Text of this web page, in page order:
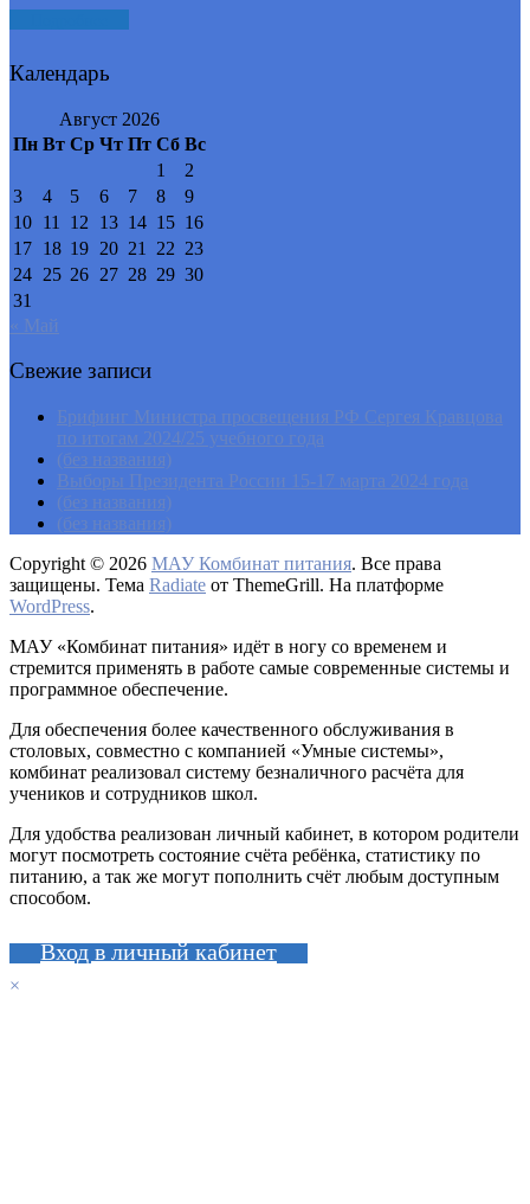
Календарь
Август 2026
Пн Вт Ср Чт Пт Сб Вс
1
2
3
4 5 6 7 8
9
10 11 12 13 14 15 16
17 18 19 20 21 22 23
24 25 26 27 28 29 30
31
« Май
Свежие записи
Брифинг Министра просвещения РФ Сергея Кравцова
по итогам 2024/25 учебного года
(без названия)
Выборы Президента России 15-17 марта 2024 года
(без названия)
(без названия)
Copyright © 2026 МАУ Комбинат питания. Все права
защищены. Тема Radiate от ThemeGrill. На платформе
WordPress.
МАУ «Комбинат питания» идёт в ногу со временем и
стремится применять в работе самые современные системы и
программное обеспечение.
Для обеспечения более качественного обслуживания в
столовых, совместно с компанией «Умные системы»,
комбинат реализовал систему безналичного расчёта для
учеников и сотрудников школ.
Для удобства реализован личный кабинет, в котором родители
могут посмотреть состояние счёта ребёнка, статистику по
питанию, а так же могут пополнить счёт любым доступным
способом.
Вход в личный кабинет
×